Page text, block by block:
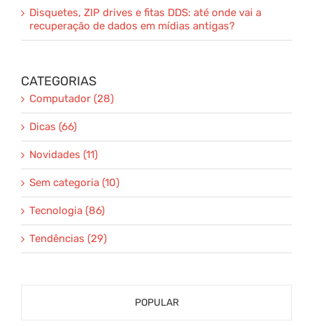
Disquetes, ZIP drives e fitas DDS: até onde vai a
recuperação de dados em mídias antigas?
CATEGORIAS
Computador (28)
Dicas (66)
Novidades (11)
Sem categoria (10)
Tecnologia (86)
Tendências (29)
POPULAR